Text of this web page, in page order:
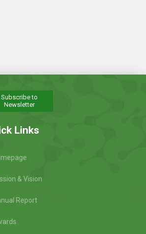
Subscribe to
Newsletter
Links
& Vision
Report